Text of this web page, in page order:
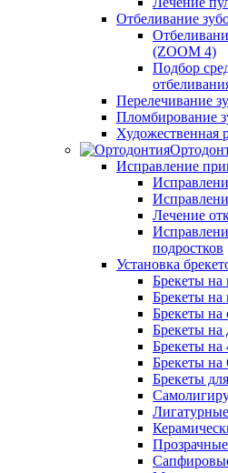
Отбеливание
(ZOOM 4)
Подбор
Перелечивание
Пломбирование
Художественная
Исправление
Лечение
подростков
Установка
Брекеты
Брекеты
Брекеты на
Брекеты на
Брекеты на
Брекеты на
Брекеты